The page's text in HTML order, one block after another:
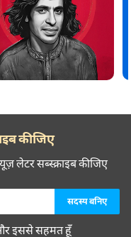
कीजिए
लेटर सब्स्क्राइब कीजिए
इससे सहमत हूँ